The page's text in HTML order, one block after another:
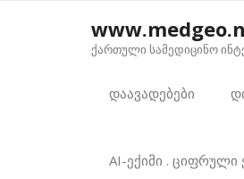
ქართული სამედიცინო
დაავადებები
AI-ექიმი .